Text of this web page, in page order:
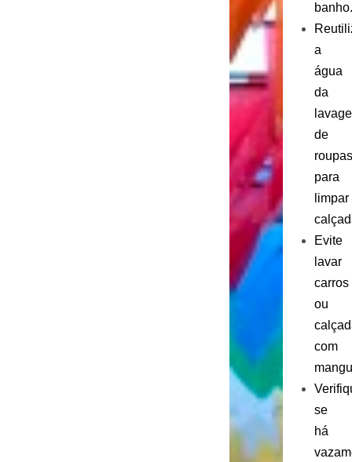
banho.
a
água
da
de
roupas
para
limpar
Evite
lavar
carros
ou
com
se
há